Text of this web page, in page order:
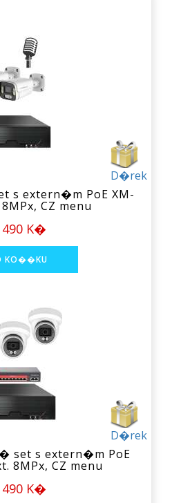
D�rek
s extern�m PoE XM-
CZ menu
K�
D�rek
set s extern�m PoE
8MPx, CZ menu
K�